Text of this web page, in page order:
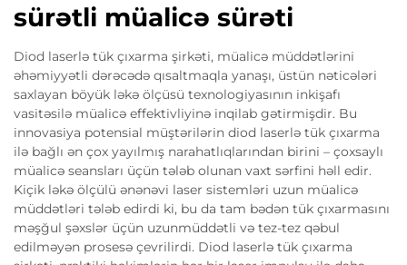
sürətli müalicə sürəti
Diod laserlə tük çıxarma şirkəti, müalicə müddətlərini
əhəmiyyətli dərəcədə qısaltmaqla yanaşı, üstün nəticələri
saxlayan böyük ləkə ölçüsü texnologiyasının inkişafı
vasitəsilə müalicə effektivliyinə inqilab gətirmişdir. Bu
innovasiya potensial müştərilərin diod laserlə tük çıxarma
ilə bağlı ən çox yayılmış narahatlıqlarından birini – çoxsaylı
müalicə seansları üçün tələb olunan vaxt sərfini həll edir.
Kiçik ləkə ölçülü ənənəvi laser sistemləri uzun müalicə
müddətləri tələb edirdi ki, bu da tam bədən tük çıxarmasını
məşğul şəxslər üçün uzunmüddətli və tez-tez qəbul
edilməyən prosesə çevrilirdi. Diod laserlə tük çıxarma